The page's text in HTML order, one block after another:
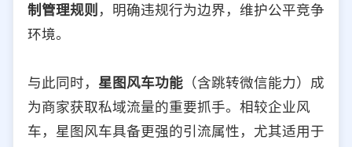
制管理规则 ，明确违规行为边界，维护公平竞争
环境。
与此同时， 星图风车功能 （含跳转微信能力）成
为商家获取私域流量的重要抓手。相较企业风
车，星图风车具备更强的引流属性，尤其适用于